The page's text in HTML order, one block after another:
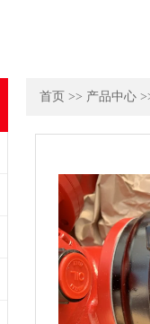
首页 >> 产品中心